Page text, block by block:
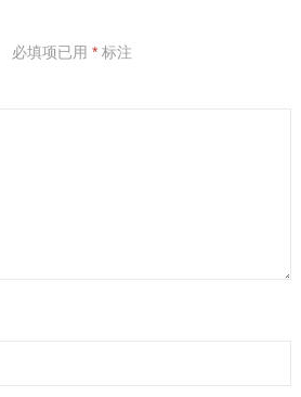
必填项已用 *标注